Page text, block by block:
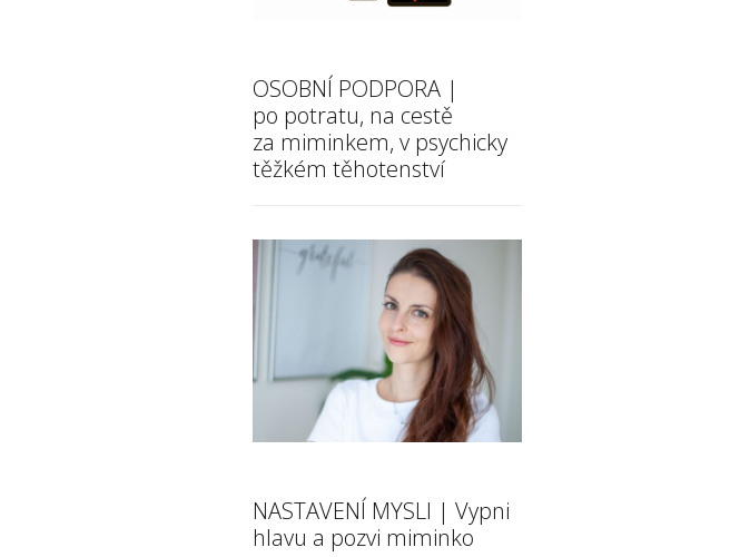
OSOBNÍ PODPORA |
po potratu, na cestě
za miminkem, v psychicky
těžkém těhotenství
NASTAVENÍ MYSLI | Vypni
hlavu a pozvi miminko